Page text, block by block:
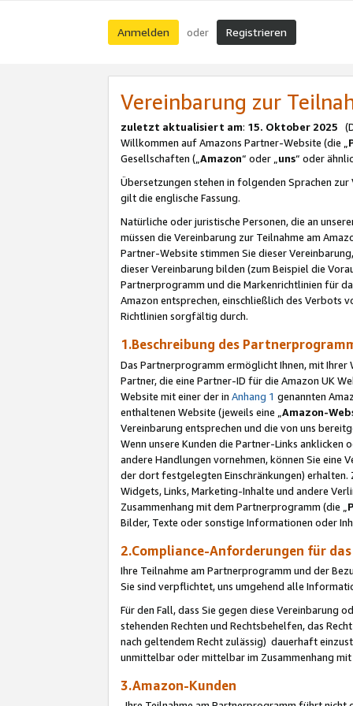
Anmelden oder Registrieren
Vereinbarung zur
zuletzt aktualisiert am: 15. Oktober 2025
Willkommen auf Amazons Partner-Website (die „
Gesellschaften („Amazon“ oder „uns“ oder
Übersetzungen stehen in folgenden Sprachen zur
gilt die englische Fassung.
Natürliche oder juristische Personen, die an
müssen die Vereinbarung zur Teilnahme am
Partner-Website stimmen Sie dieser
dieser Vereinbarung bilden (zum Beispiel die
Partnerprogramm und die Markenrichtlinien für
Amazon entsprechen, einschließlich des Verbots
Richtlinien sorgfältig durch.
1.Beschreibung des
Das Partnerprogramm ermöglicht Ihnen, mit
Partner, die eine Partner-ID für die Amazon UK
Website mit einer der in Anhang 1 genannten
enthaltenen Website (jeweils eine „ Amazon-
Vereinbarung entsprechen und die von uns
Wenn unsere Kunden die Partner-Links
andere Handlungen vornehmen, können Sie
der dort festgelegten Einschränkungen)
Widgets, Links, Marketing-Inhalte und andere
Zusammenhang mit dem Partnerprogramm (die „
Bilder, Texte oder sonstige Informationen oder
2.Compliance-Anforderungen für
Ihre Teilnahme am Partnerprogramm und der
Sie sind verpflichtet, uns umgehend alle
Für den Fall, dass Sie gegen diese Vereinbarung
stehenden Rechten und Rechtsbehelfen, das
nach geltendem Recht zulässig) dauerhaft
unmittelbar oder mittelbar im Zusammenhang
3.Amazon-Kunden